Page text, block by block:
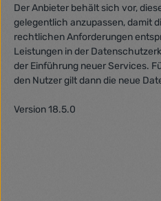
Der Anbieter behält sich vor,
gelegentlich anzupassen, damit
rechtlichen Anforderungen
Leistungen in der
der Einführung neuer Services.
den Nutzer gilt dann die neue
Version 18.5.0